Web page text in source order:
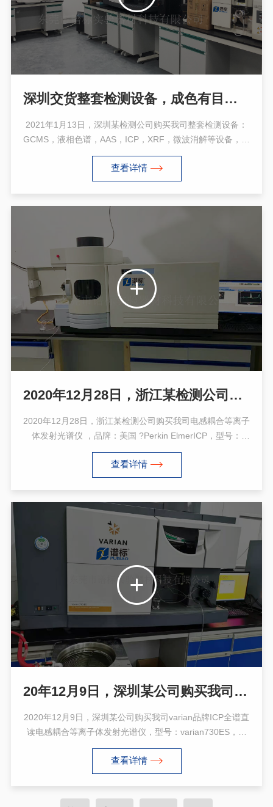
深圳交货整套检测设备，成色有目共睹：GCMS，液相色谱，AAS，ICP，XRF，微波消解等
2021年1月13日，深圳某检测公司购买我司整套检测设备：
GCMS，液相色谱，AAS，ICP，XRF，微波消解等设备，已
顺利成功交货，所有仪器成色有目共睹。当天一辆6.8米的大
货车来我们公司装整套检测设备，准备运往深圳客户公司。
查看详情
2020年12月28日，浙江某检测公司购买美国Perkin Elmer ICP 7000 DV
2020年12月28日，浙江某检测公司购买我司电感耦合等离子
体发射光谱仪 ，品牌：美国 ?Perkin ElmerICP，型号：
Optima 7000 DV，调试培训完成，感谢客户支持与认可！
ICP-OES可以分析元素周期表中所有金属元素，检出限在
1ppb以下。同时可以分析绝大部分非金属元素，例如As、
氢化物发生器，这些非金属的检出限可以改善10倍以上。
查看详情
20年12月9日，深圳某公司购买我司光谱仪varian品牌ICP，型号：730ES
2020年12月9日，深圳某公司购买我司varian品牌ICP全谱直
读电感耦合等离子体发射光谱仪，型号：varian730ES，全
谱直谱型电感耦合等离子体发射光谱仪，满足各行业的科研
和生产分析过程，可方便的进行定性、半定量、定量分析，
是常量、微量和痕量无机元素同时分析的理想仪器。
查看详情